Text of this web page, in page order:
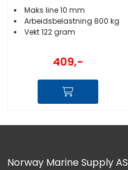
Maks line 10 mm
Arbeidsbelastning 800 kg
Vekt 122 gram
409,-
Norway Marine Supply AS